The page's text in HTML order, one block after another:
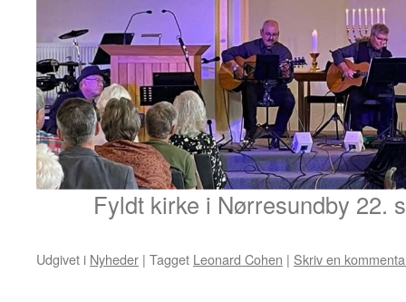
Fyldt kirke i Nørresundby 22.
Udgivet i Nyheder | Tagget Leonard Cohen | Skriv en